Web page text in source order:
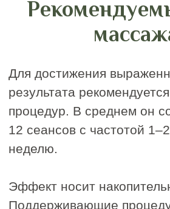
Вы можете купить
абонементы
и сертификатыдля себя